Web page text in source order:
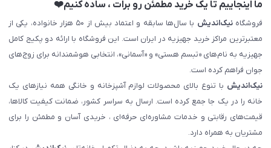
ما اینجاییم تا یک خرید مطمئن رو برات ، ساده کنیم❤️
فروشگاهنیک‌اندیش
با سال‌ها سابقه و اعتماد بیش از ۵۰ هزار خانواده، یکی از
معتبرترین مراکز خرید جهیزیه در ایران است. این فروشگاه با ارائه دو پکیج کامل
جهیزیه به نام‌های «تبسم هستی» و «آسمانی»، انتخابی هوشمندانه برای زوج‌های
جوان فراهم کرده است.
نیک‌اندیش با تنوع بالای محصولات لوازم آشپزخانه و خانگی همه نیازهای یک
خانه را در یک جا جمع کرده است. ارسال به سراسر کشور، ضمانت کیفیت کالاها،
قیمت‌های رقابتی و خدمات مشاوره‌ای حرفه‌ای ، خریدی آسان و مطمئن را برای
مشتریان به همراه دارد.